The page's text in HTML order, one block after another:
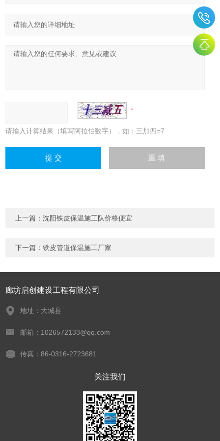
请输入计算结果（填写阿拉伯数字），如：三加四=7
上一篇：沈阳铁皮保温施工队价格便宜
下一篇：铁皮管道保温施工厂家
廊坊启创建设工程有限公司
地址：大城县
邮箱：1026572133@qq.com
传真：86-0316-2723681
关注我们